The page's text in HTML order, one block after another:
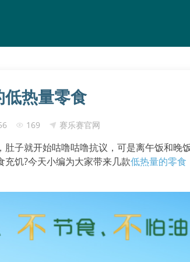
热量零食
169 赛乐赛官网
肚子就开始咕噜咕噜抗议，可是离午饭和晚
饥?今天小编为大家带来几款低热量的零食